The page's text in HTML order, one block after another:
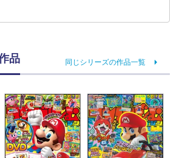
品 同じシリーズの作品一覧